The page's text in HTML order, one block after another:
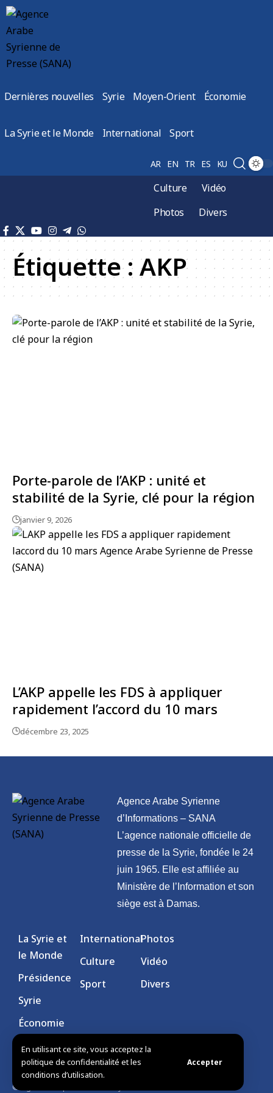
En utilisant ce site, vous acceptez la
politique de confidentialité et les
conditions d’utilisation.
Accepter
Dernières nouvelles Syrie Moyen-Orient Économie
La Syrie et le Monde International Sport
AR EN TR ES KU
Culture
Vidéo
Photos
Divers
Étiquette : AKP
Porte-parole de l’AKP : unité et
stabilité de la Syrie, clé pour la région
janvier 9, 2026
L’AKP appelle les FDS à appliquer
rapidement l’accord du 10 mars
décembre 23, 2025
Agence Arabe Syrienne
d’Informations – SANA
L’agence nationale officielle de
presse de la Syrie, fondée le 24
juin 1965. Elle est affiliée au
Ministère de l’Information et son
siège est à Damas.
La Syrie et
le Monde
Présidence
Syrie
Économie
International
Culture
Sport
Photos
Vidéo
Divers
© Agence de presse arabe syrienne. Tous droits réservés.